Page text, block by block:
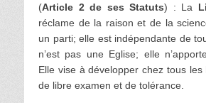
(Article 2 de ses Statuts) : La
réclame de la raison et de la
un parti; elle est indépendante de
n’est pas une Eglise; elle
Elle vise à développer chez tous les
de libre examen et de tolérance.